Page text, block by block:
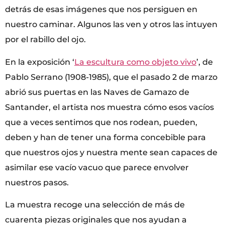
detrás de esas imágenes que nos persiguen en
nuestro caminar. Algunos las ven y otros las intuyen
por el rabillo del ojo.
En la exposición ‘La escultura como objeto vivo’, de
Pablo Serrano (1908-1985), que el pasado 2 de marzo
abrió sus puertas en las Naves de Gamazo de
Santander, el artista nos muestra cómo esos vacíos
que a veces sentimos que nos rodean, pueden,
deben y han de tener una forma concebible para
que nuestros ojos y nuestra mente sean capaces de
asimilar ese vacío vacuo que parece envolver
nuestros pasos.
La muestra recoge una selección de más de
cuarenta piezas originales que nos ayudan a